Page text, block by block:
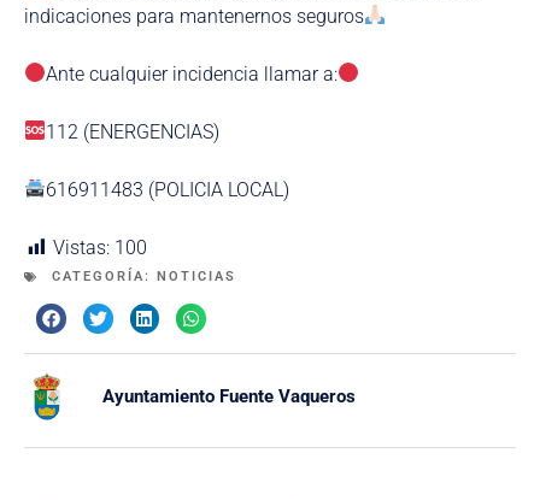
indicaciones para mantenernos seguros
Ante cualquier incidencia llamar a:
112 (ENERGENCIAS)
616911483 (POLICIA LOCAL)
Vistas: 100
CATEGORÍA: NOTICIAS
Ayuntamiento Fuente Vaqueros